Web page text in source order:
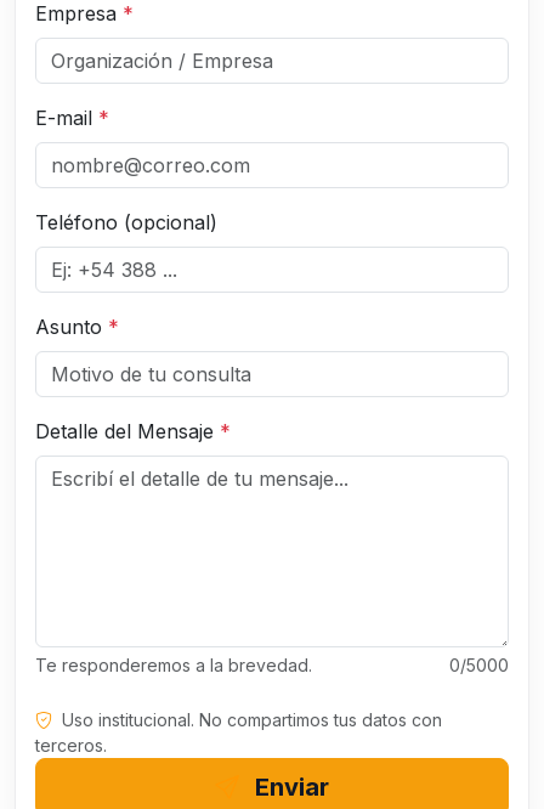
Empresa *
E-mail *
Teléfono (opcional)
Asunto *
Detalle del Mensaje *
Te responderemos a la brevedad. 0/5000
Uso institucional. No compartimos tus datos con
terceros.
Enviar